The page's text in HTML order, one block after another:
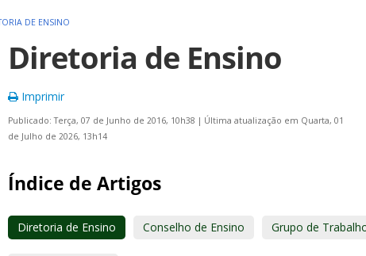
DE ENSINO
Diretoria de Ensino
Imprimir
Publicado: Terça, 07 de Junho de 2016, 10h38 | Última atualização em Quarta, 01
de Julho de 2026, 13h14
Índice de Artigos
Diretoria de Ensino Conselho de Ensino Grupo de